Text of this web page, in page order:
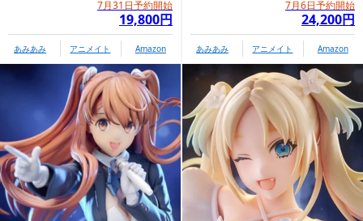
7月31日予約開始
19,800円
あみあみ アニメイト Amazon
7月6日予約開始
24,200円
あみあみ アニメイト Amazon